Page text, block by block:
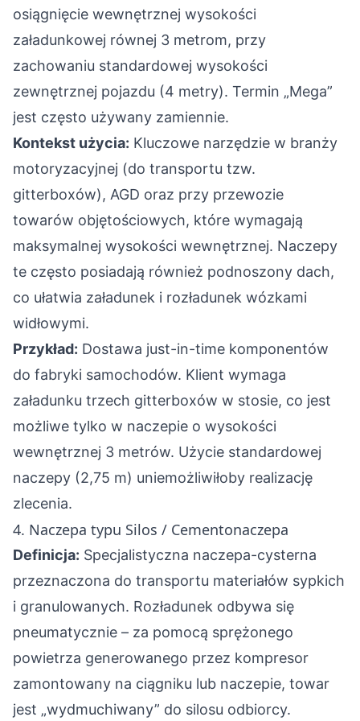
osiągnięcie wewnętrznej wysokości
załadunkowej równej 3 metrom, przy
zachowaniu standardowej wysokości
zewnętrznej pojazdu (4 metry). Termin „Mega”
jest często używany zamiennie.
Kontekst użycia: Kluczowe narzędzie w branży
motoryzacyjnej (do transportu tzw.
gitterboxów), AGD oraz przy przewozie
towarów objętościowych, które wymagają
maksymalnej wysokości wewnętrznej. Naczepy
te często posiadają również podnoszony dach,
co ułatwia załadunek i rozładunek wózkami
widłowymi.
Przykład: Dostawa just-in-time komponentów
do fabryki samochodów. Klient wymaga
załadunku trzech gitterboxów w stosie, co jest
możliwe tylko w naczepie o wysokości
wewnętrznej 3 metrów. Użycie standardowej
naczepy (2,75 m) uniemożliwiłoby realizację
zlecenia.
4. Naczepa typu Silos / Cementonaczepa
Definicja: Specjalistyczna naczepa-cysterna
przeznaczona do transportu materiałów sypkich
i granulowanych. Rozładunek odbywa się
pneumatycznie – za pomocą sprężonego
powietrza generowanego przez kompresor
zamontowany na ciągniku lub naczepie, towar
jest „wydmuchiwany” do silosu odbiorcy.